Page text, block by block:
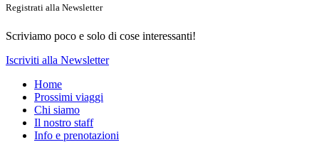
Registrati alla Newsletter
Scriviamo poco e solo di cose interessanti!
Iscriviti alla Newsletter
Home
Prossimi viaggi
Chi siamo
Il nostro staff
Info e prenotazioni